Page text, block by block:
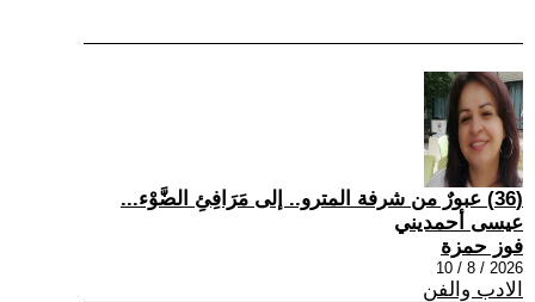
(36) عبورٌ من شرفة المترو.. إلى مَرَافِئِ الضَّوْء...
عيسى أحمديني
فوز حمزة
2026 / 8 / 10
الادب والفن